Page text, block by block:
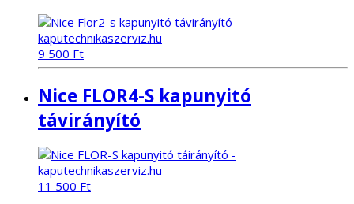
9 500 Ft
Nice FLOR4-S kapunyitó
távirányító
11 500 Ft